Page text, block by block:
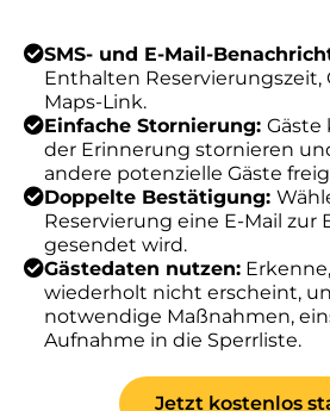
SMS- und E-Mail-
Enthalten Reservierungszeit,
Maps-Link.
Einfache Stornierung: Gäste
der Erinnerung stornieren
andere potenzielle Gäste
Doppelte Bestätigung:
Reservierung eine E-Mail zur
gesendet wird.
Gästedaten nutzen:
wiederholt nicht erscheint,
notwendige Maßnahmen,
Aufnahme in die Sperrliste.
Jetzt kostenlos